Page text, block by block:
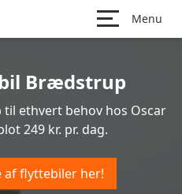
Menu
Brædstrup
ethvert behov hos Oscar
249 kr. pr. dag.
af flyttebiler her!